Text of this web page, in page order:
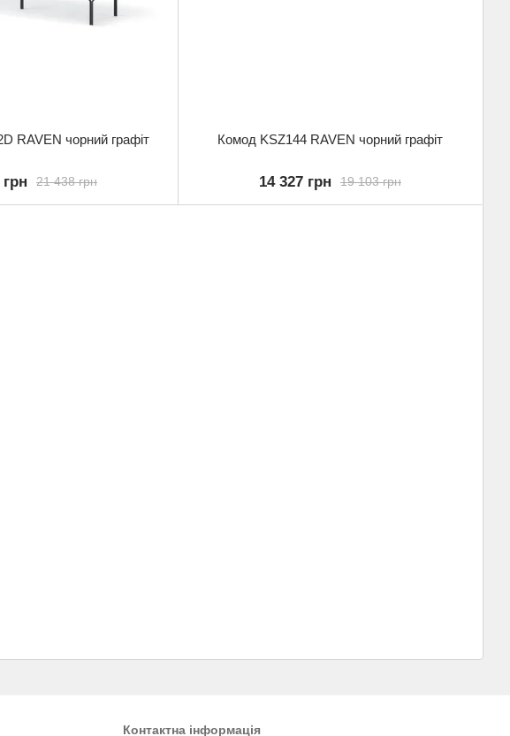
RAVEN чорний графіт
21 438 грн
Комод KSZ144 RAVEN чорний графіт
19 103 грн
14 327 грн
Контактна інформація